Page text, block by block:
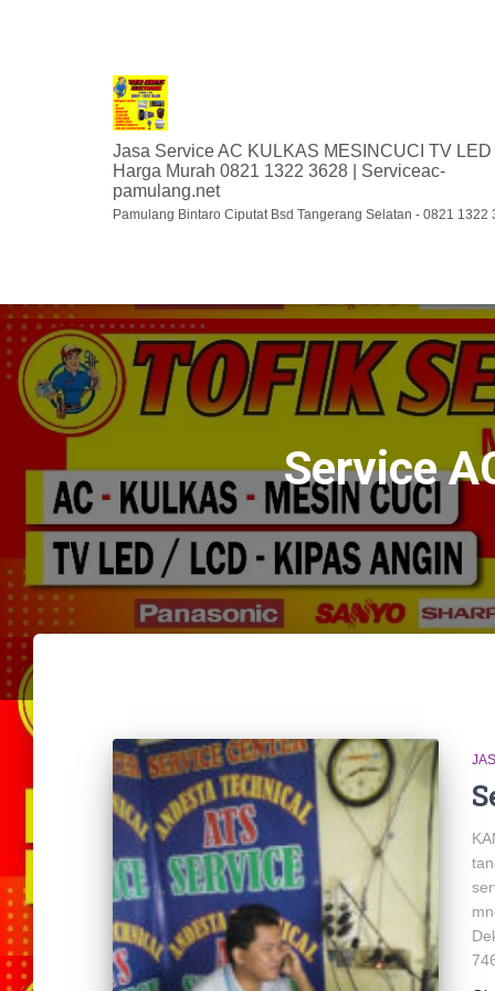
Jasa Service AC KULKAS MESINCUCI TV LED
Harga Murah 0821 1322 3628 | Serviceac-
pamulang.net
Pamulang Bintaro Ciputat Bsd Tangerang Selatan - 0821 1322
Service